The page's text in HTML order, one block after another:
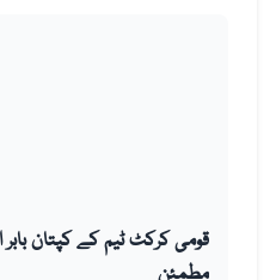
قومی کرکٹ ٹیم کے کپتان